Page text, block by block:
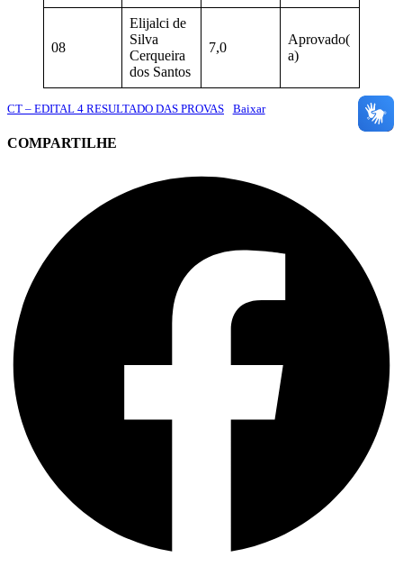
08
Elijalci de
Silva
Cerqueira
dos Santos
7,0
Aprovado(
a)
CT – EDITAL 4 RESULTADO DAS PROVAS Baixar
COMPARTILHE